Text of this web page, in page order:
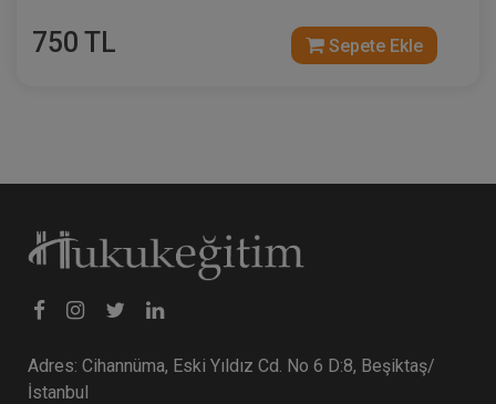
750 TL Sepete Ekle
Adres: Cihannüma, Eski Yıldız Cd. No 6 D:8, Beşiktaş/
İstanbul